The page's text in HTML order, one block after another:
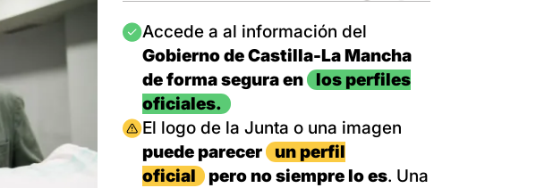
Imagen
Accede a al información del
Gobierno de Castilla-La Mancha
de forma segura en
los perfiles
oficiales.
Imagen
El logo de la Junta o una imagen
puede parecer
un perfil
oficial
pero no siempre lo es. Una